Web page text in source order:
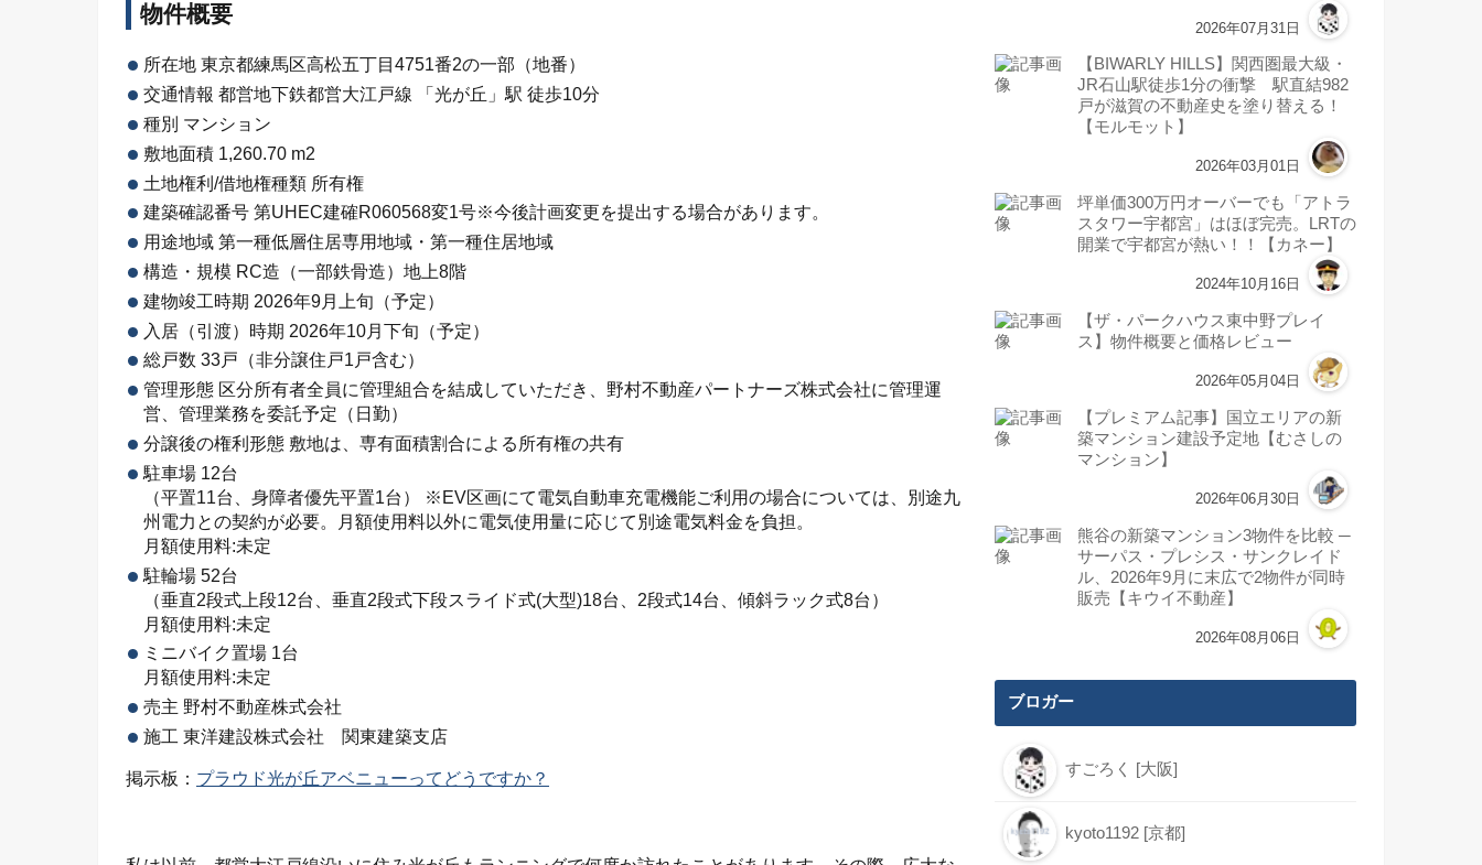
物件概要
所在地 東京都練馬区高松五丁目4751番2の一部（地番）
交通情報 都営地下鉄都営大江戸線 「光が丘」駅 徒歩10分
種別 マンション
敷地面積 1,260.70 m2
土地権利/借地権種類 所有権
建築確認番号 第UHEC建確R060568変1号※今後計画変更を提出する場合があります。
用途地域 第一種低層住居専用地域・第一種住居地域
構造・規模 RC造（一部鉄骨造）地上8階
建物竣工時期 2026年9月上旬（予定）
入居（引渡）時期 2026年10月下旬（予定）
総戸数 33戸（非分譲住戸1戸含む）
管理形態 区分所有者全員に管理組合を結成していただき、野村不動産パートナーズ株式会社に管理運
営、管理業務を委託予定（日勤）
分譲後の権利形態 敷地は、専有面積割合による所有権の共有
駐車場 12台
（平置11台、身障者優先平置1台） ※EV区画にて電気自動車充電機能ご利用の場合については、別途九
州電力との契約が必要。月額使用料以外に電気使用量に応じて別途電気料金を負担。
月額使用料:未定
駐輪場 52台
（垂直2段式上段12台、垂直2段式下段スライド式(大型)18台、2段式14台、傾斜ラック式8台）
月額使用料:未定
ミニバイク置場 1台
月額使用料:未定
売主 野村不動産株式会社
施工 東洋建設株式会社 関東建築支店
掲示板： プラウド光が丘アベニューってどうですか？
2026年07月31日
【BIWARLY HILLS】関西圏最大級・
JR石山駅徒歩1分の衝撃 駅直結982
戸が滋賀の不動産史を塗り替える！
【モルモット】
2026年03月01日
坪単価300万円オーバーでも「アトラ
スタワー宇都宮」はほぼ完売。LRTの
開業で宇都宮が熱い！！【カネー】
2024年10月16日
【ザ・パークハウス東中野プレイ
ス】物件概要と価格レビュー
2026年05月04日
【プレミアム記事】国立エリアの新
築マンション建設予定地【むさしの
マンション】
2026年06月30日
熊谷の新築マンション3物件を比較 ─
サーパス・プレシス・サンクレイド
ル、2026年9月に末広で2物件が同時
販売【キウイ不動産】
2026年08月06日
ブロガー
すごろく [大阪]
kyoto1192 [京都]